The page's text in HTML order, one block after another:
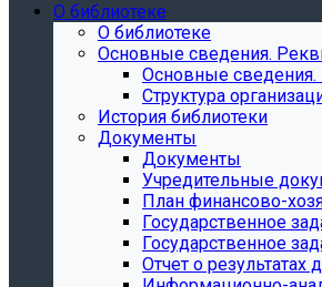
О библиотеке
О библиотеке
Основные сведения.
Основные
Структура
История библиотеки
Документы
Документы
Учредительные
План финансово-
Государственное
Государственное
Отчет о результатах